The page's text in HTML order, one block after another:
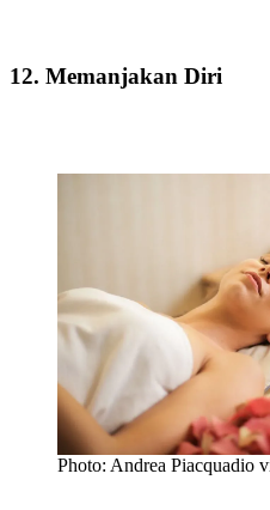
12. Memanjakan Diri
Photo: Andrea Piacquadio